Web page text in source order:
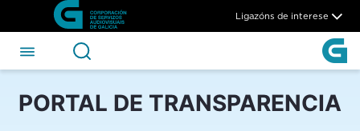
Skip to Main Content
Nota informativa sobre a
Ligazóns de interese
PORTAL DE TRANSPARENCIA